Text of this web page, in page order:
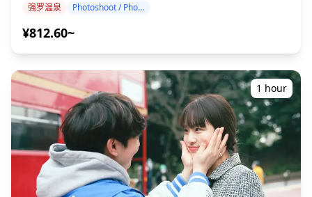
(https://assets.hldycdn.com/d9dd33de-0491-4cfc-8e6c-
(https://assets.hldycdn.com/19cf17e4-2d11-425b-9139-
9ad33f4b9e08.jpg?w=1200&h=800&fit=crop&q=80) ![]
(https://assets.hldycdn.com/d4df9c69-10c0-4afc-930e-
e97301c8dbd5.jpg?w=1200&h=800&fit=crop&q=80)
点！） 强罗温泉的任何地点都可以进行拍摄，最多可提前3天
预订。我们将安排一位会说英语/日语的摄影师。 原始的100多
进行重新交付。我们会对照片进行调整，以唤起特定的氛围，
如果需要，还可以调整情绪和颜色。 让我们通过我们的摄影服
务捕捉您在强罗温泉的特别时刻！ ◆ 重要信息： ・如果您在
预定的会面时间迟到，拍摄时长和交付的照片数量可能会减
少。 ・如果在预定日期前3天预测拍摄地点会下雨，或者拍摄
当天意外下雨，则有三个选择：（1）重新安排日期和时间，
（2）更改地点，或（3）取消拍摄。 ![]
(https://assets.hldycdn.com/e26b59bb-2a7f-4ce3-a6cb-
2b2617fed316.png) ![]
(https://assets.hldycdn.com/f62151a5-0517-4fbb-8848-
强罗温泉 Photoshoot / Photo tour
¥812.60~
1 hour